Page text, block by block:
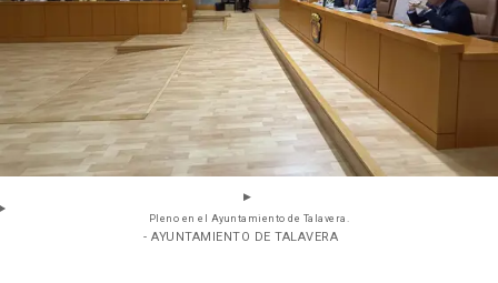
Pleno en el Ayuntamiento de Talavera.
- AYUNTAMIENTO DE TALAVERA